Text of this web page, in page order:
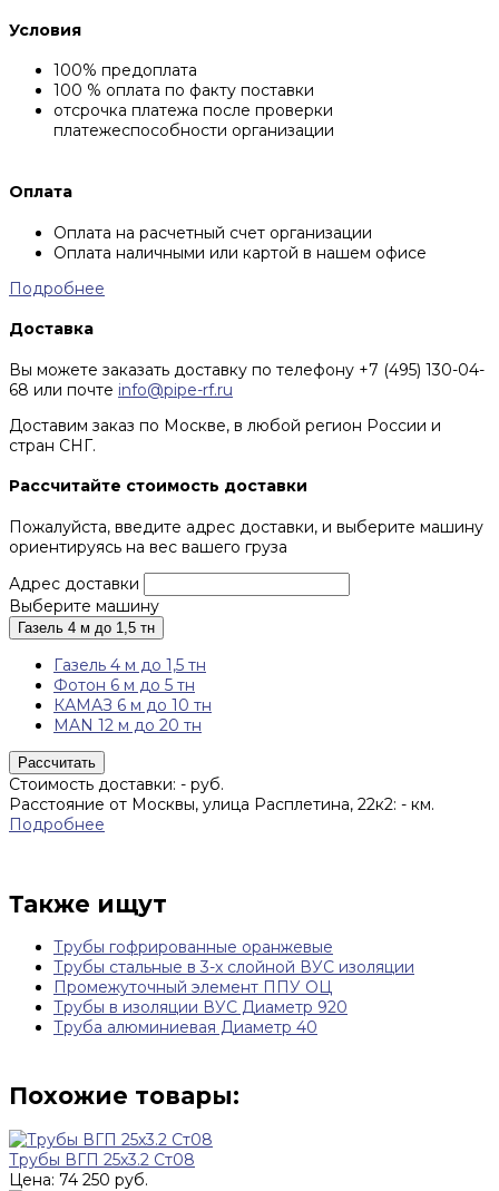
Условия
100% предоплата
100 % оплата по факту поставки
отсрочка платежа после проверки
платежеспособности организации
Оплата
Оплата на расчетный счет организации
Оплата наличными или картой в нашем офисе
Подробнее
Доставка
Вы можете заказать доставку по телефону +7 (495) 130-04-
68 или почте info@pipe-rf.ru
Доставим заказ по Москве, в любой регион России и
стран СНГ.
Рассчитайте стоимость доставки
Пожалуйста, введите адрес доставки, и выберите машину
ориентируясь на вес вашего груза
Адрес доставки
Выберите машину
Газель 4 м до 1,5 тн
Газель 4 м до 1,5 тн
Фотон 6 м до 5 тн
КАМАЗ 6 м до 10 тн
MAN 12 м до 20 тн
Рассчитать
Стоимость доставки: - руб.
Расстояние от Москвы, улица Расплетина, 22к2: - км.
Подробнее
Также ищут
Трубы гофрированные оранжевые
Трубы стальные в 3-х слойной ВУС изоляции
Промежуточный элемент ППУ ОЦ
Трубы в изоляции ВУС Диаметр 920
Труба алюминиевая Диаметр 40
Похожие товары:
Трубы ВГП 25x3.2 Ст08
Цена: 74 250 руб.